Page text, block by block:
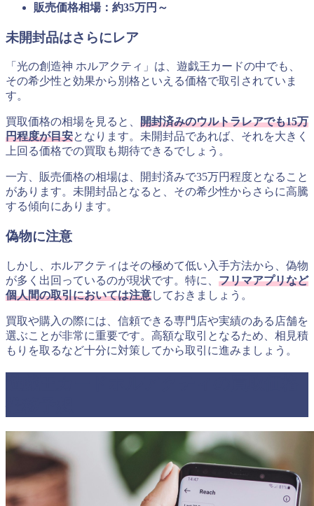
販売価格相場：約35万円～
未開封品はさらにレア
「光の創造神 ホルアクティ」は、遊戯王カードの中でも、
その希少性と効果から別格といえる価格で取引されていま
す。
買取価格の相場を見ると、 開封済みのウルトラレアでも15万
円程度が目安となります。未開封品であれば、それを大きく
上回る価格での買取も期待できるでしょう。
一方、販売価格の相場は、開封済みで35万円程度となること
があります。未開封品となると、その希少性からさらに高騰
する傾向にあります。
偽物に注意
しかし、ホルアクティはその極めて低い入手方法から、偽物
が多く出回っているのが現状です。特に、 フリマアプリなど
個人間の取引においては注意しておきましょう。
買取や購入の際には、信頼できる専門店や実績のある店舗を
選ぶことが非常に重要です。高額な取引となるため、相見積
もりを取るなど十分に対策してから取引に進みましょう。